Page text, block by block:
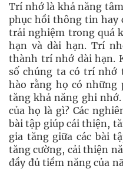
Trí nhớ là khả năng
phục hồi thông tin hay
trải nghiệm trong quá
hạn và dài hạn. Trí
thành trí nhớ dài hạn.
số chúng ta có trí
hào rằng họ có những
tăng khả năng ghi
của họ là gì? Các
bài tập giúp cái thiện,
gia tăng giữa các bài
tăng cường, cải thiện
đầy đủ tiềm năng của